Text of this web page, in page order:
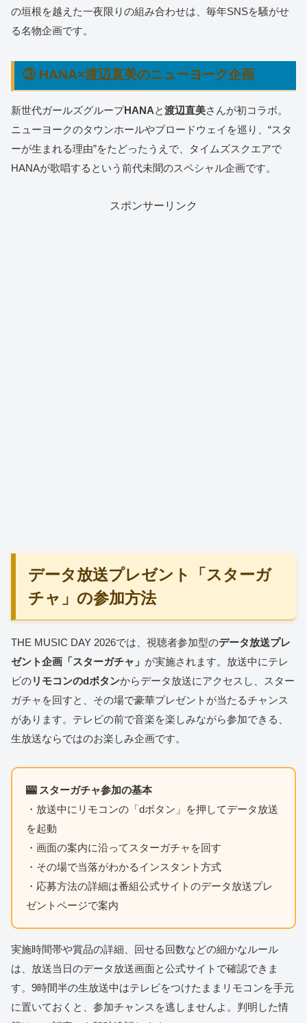
の垣根を越えた一夜限りの組み合わせは、毎年SNSを騒がせ
る名物企画です。
③ HANA×渡辺直美のニューヨーク企画
新世代ガールズグループHANAと渡辺直美さんが初コラボ。
ニューヨークのタウンホールやブロードウェイを巡り、“スタ
ーが生まれる理由”をたどったうえで、タイムズスクエアで
HANAが歌唱するという前代未聞のスペシャル企画です。
スポンサーリンク
データ放送プレゼント「スターガ
チャ」の参加方法
THE MUSIC DAY 2026では、視聴者参加型のデータ放送プレ
ゼント企画「スターガチャ」 が実施されます。放送中にテレ
ビのリモコンのdボタンからデータ放送にアクセスし、スター
ガチャを回すと、その場で豪華プレゼントが当たるチャンス
があります。テレビの前で音楽を楽しみながら参加できる、
生放送ならではのお楽しみ企画です。
🎰 スターガチャ参加の基本
・放送中にリモコンの「dボタン」を押してデータ放送
を起動
・画面の案内に沿ってスターガチャを回す
・その場で当落がわかるインスタント方式
・応募方法の詳細は番組公式サイトのデータ放送プレ
ゼントページで案内
実施時間帯や賞品の詳細、回せる回数などの細かなルール
は、放送当日のデータ放送画面と公式サイトで確認できま
す。9時間半の生放送中はテレビをつけたままリモコンを手元
に置いておくと、参加チャンスを逃しませんよ。判明した情